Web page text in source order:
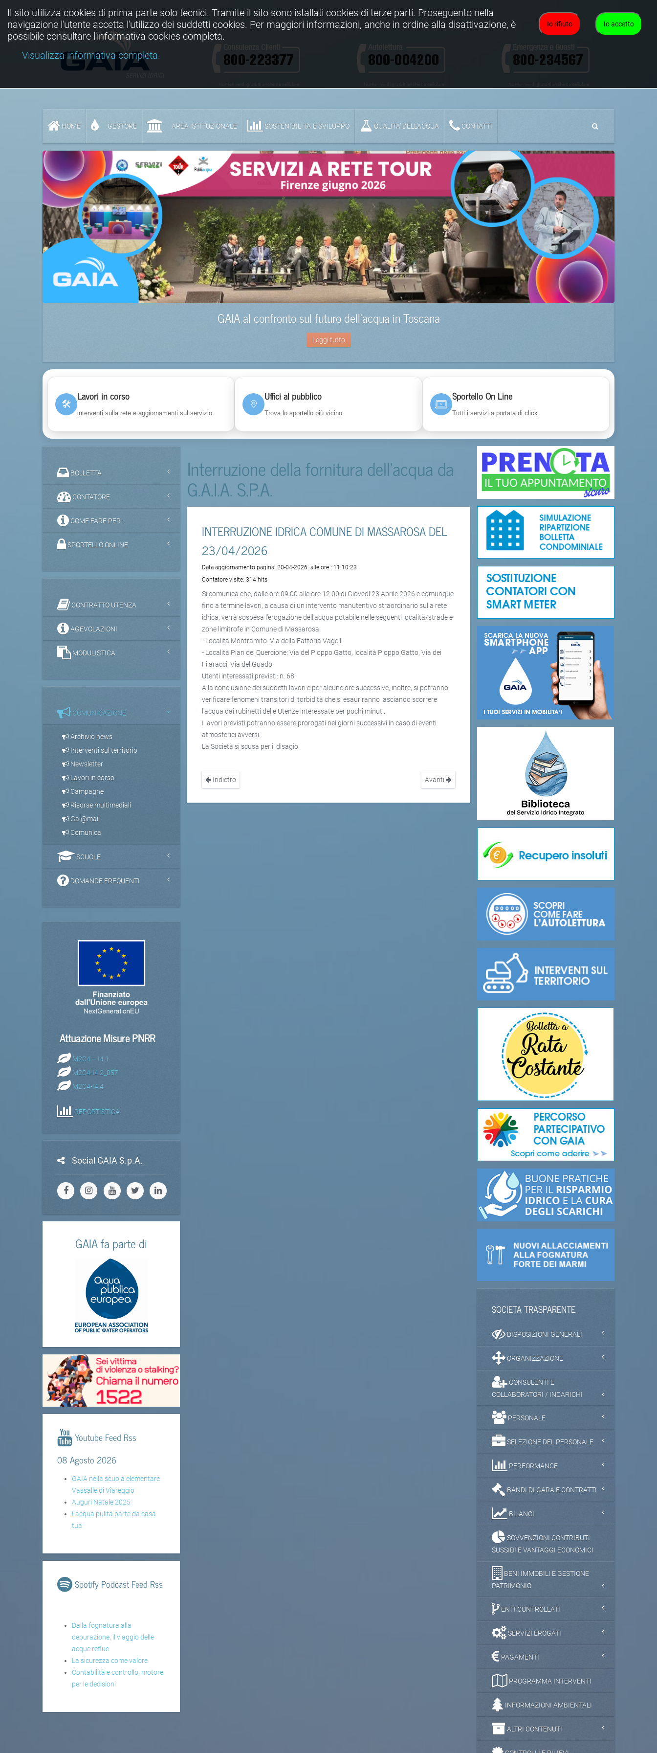
Numeri verdi gratuiti anche da cellulare
HOME GESTORE AREA ISTITUZIONALE SOSTENIBILITA' E SVILUPPO QUALITA’ DELL’ACQUA CONTATTI
GAIA al confronto sul futuro dell’acqua in Toscana
Leggi tutto
🛠
Lavori in corso
interventi sulla rete e aggiornamenti sul servizio
Uffici al pubblico
Trova lo sportello più vicino
Sportello On Line
Tutti i servizi a portata di click
Interruzione della fornitura dell'acqua da
G.A.I.A. S.P.A.
INTERRUZIONE IDRICA COMUNE DI MASSAROSA DEL
23/04/2026
Data aggiornamento pagina:20-04-2026 alle ore : 11:10:23
Contatore visite:314 hits
Si comunica che, dalle ore 09:00 alle ore 12:00 di Giovedì 23 Aprile 2026 e comunque
fino a termine lavori, a causa di un intervento manutentivo straordinario sulla rete
idrica, verrà sospesa l'erogazione dell'acqua potabile nelle seguenti località/strade e
zone limitrofe in Comune di Massarosa:
- Località Montramito: Via della Fattoria Vagelli
- Località Pian del Quercione: Via del Pioppo Gatto, località Pioppo Gatto, Via dei
Filaracci, Via del Guado.
Utenti interessati previsti: n. 68
Alla conclusione dei suddetti lavori e per alcune ore successive, inoltre, si potranno
verificare fenomeni transitori di torbidità che si esauriranno lasciando scorrere
l'acqua dai rubinetti delle Utenze interessate per pochi minuti.
I lavori previsti potranno essere prorogati nei giorni successivi in caso di eventi
atmosferici avversi.
La Società si scusa per il disagio.
Indietro Avanti
BOLLETTA
CONTATORE
COME FARE PER...
SPORTELLO ONLINE
CONTRATTO UTENZA
AGEVOLAZIONI
MODULISTICA
COMUNICAZIONE
Archivio news
Interventi sul territorio
Newsletter
Lavori in corso
Campagne
Risorse multimediali
Gai@mail
Comunica
SCUOLE
DOMANDE FREQUENTI
Attuazione Misure PNRR
M2C4 – I4.1
M2C4-I4.2_057
M2C4-I4.4
REPORTISTICA
Social GAIA S.p.A.
GAIA fa parte di
Youtube Feed Rss
08 Agosto 2026
GAIA nella scuola elementare
Vassalle di Viareggio
Auguri Natale 2025
L'acqua pulita parte da casa
tua
Spotify Podcast Feed Rss
Dalla fognatura alla
depurazione, il viaggio delle
acque reflue
La sicurezza come valore
Contabilità e controllo, motore
per le decisioni
SOCIETA TRASPARENTE
DISPOSIZIONI GENERALI
ORGANIZZAZIONE
CONSULENTI E
COLLABORATORI / INCARICHI
PERSONALE
SELEZIONE DEL PERSONALE
PERFORMANCE
BANDI DI GARA E CONTRATTI
BILANCI
SOVVENZIONI CONTRIBUTI
SUSSIDI E VANTAGGI ECONOMICI
BENI IMMOBILI E GESTIONE
PATRIMONIO
ENTI CONTROLLATI
SERVIZI EROGATI
PAGAMENTI
PROGRAMMA INTERVENTI
INFORMAZIONI AMBIENTALI
ALTRI CONTENUTI
Io accetto
Io rifiuto
Il sito utilizza cookies di prima parte solo tecnici. Tramite il sito sono istallati cookies di terze parti. Proseguento nella
navigazione l'utente accetta l'utilizzo dei suddetti cookies. Per maggiori informazioni, anche in ordine alla disattivazione, è
possibile consultare l'informativa cookies completa.
Visualizza informativa completa.